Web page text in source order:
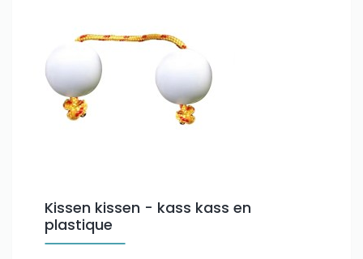
Kissen kissen - kass kass en
plastique